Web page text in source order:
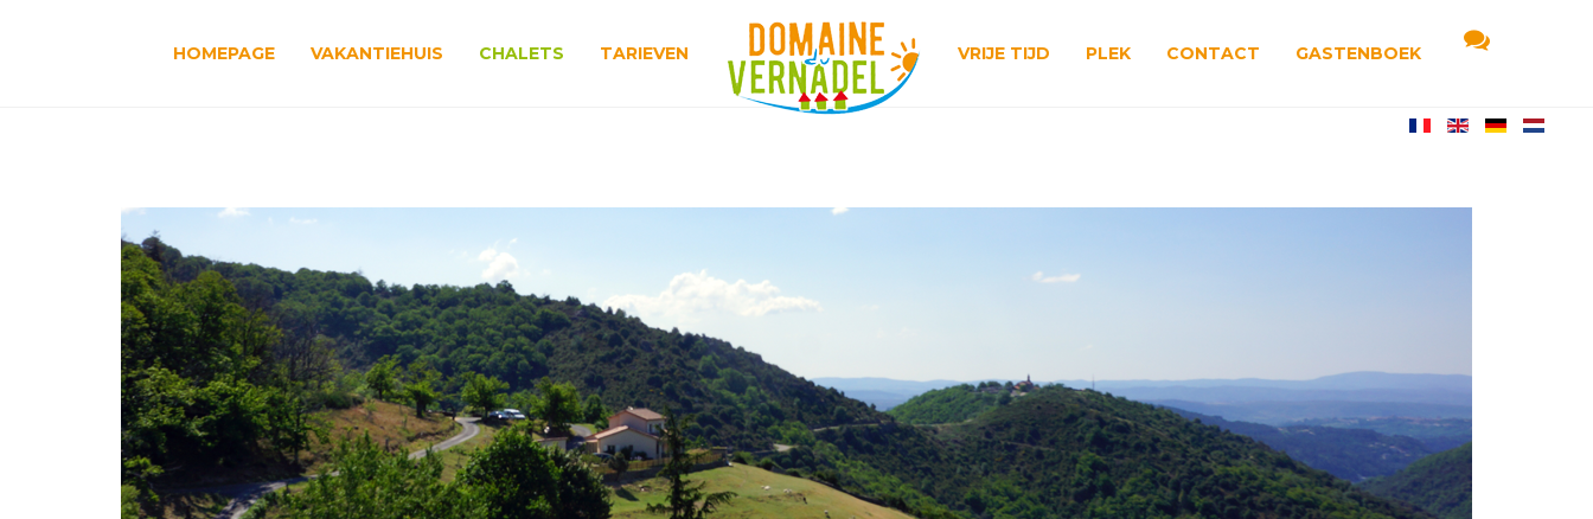
HOMEPAGE VAKANTIEHUIS CHALETS TARIEVEN VRIJE TIJD PLEK CONTACT GASTENBOEK